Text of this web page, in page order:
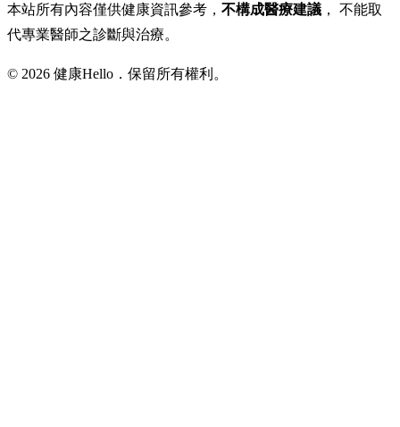
本站所有內容僅供健康資訊參考， 不構成醫療建議 ， 不能取
代專業醫師之診斷與治療。
© 2026 健康Hello．保留所有權利。